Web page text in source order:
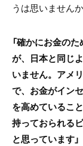
うは思いません
「確かにお金の
が、日本と同じ
いません。アメ
で、お金がイン
を高めているこ
持っておられる
と思っています」